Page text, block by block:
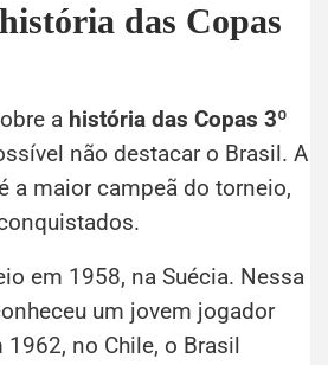
das Copas
a história das Copas 3º
não destacar o Brasil. A
a maior campeã do torneio,
em 1958, na Suécia. Nessa
um jovem jogador
1962, no Chile, o Brasil